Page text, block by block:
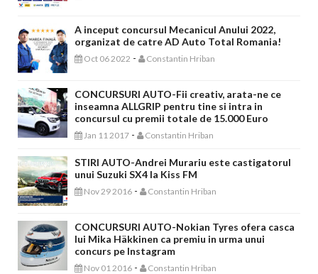
A inceput concursul Mecanicul Anului 2022,
organizat de catre AD Auto Total Romania!
Oct 06 2022 - Constantin Hriban
CONCURSURI AUTO-Fii creativ, arata-ne ce
inseamna ALLGRIP pentru tine si intra in
concursul cu premii totale de 15.000 Euro
Jan 11 2017 - Constantin Hriban
STIRI AUTO-Andrei Murariu este castigatorul
unui Suzuki SX4 la Kiss FM
Nov 29 2016 - Constantin Hriban
CONCURSURI AUTO-Nokian Tyres ofera casca
lui Mika Häkkinen ca premiu in urma unui
concurs pe Instagram
Nov 01 2016 - Constantin Hriban